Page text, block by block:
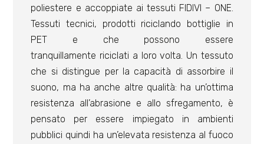
poliestere e accoppiate ai tessuti FIDIVI – ONE.
Tessuti tecnici, prodotti riciclando bottiglie in
PET e che possono essere
tranquillamente riciclati a loro volta. Un tessuto
che si distingue per la capacità di assorbire il
suono, ma ha anche altre qualità: ha un’ottima
resistenza all’abrasione e allo sfregamento, è
pensato per essere impiegato in ambienti
pubblici quindi ha un’elevata resistenza al fuoco